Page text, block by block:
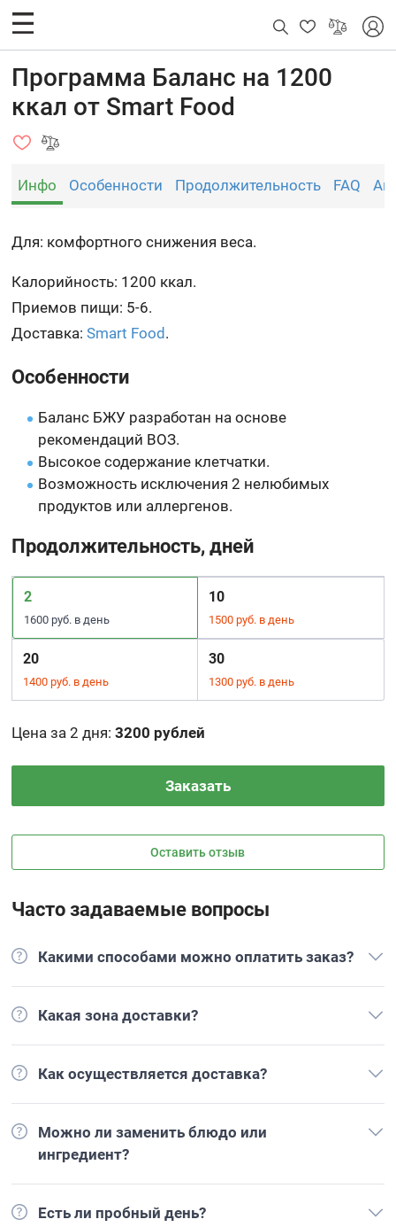
Программа Баланс на 1200
ккал от Smart Food
Инфо Особенности Продолжительность FAQ
Для: комфортного снижения веса.
Калорийность: 1200 ккал.
Приемов пищи: 5-6.
Доставка:Smart Food .
Особенности
Баланс БЖУ разработан на основе
рекомендаций ВОЗ.
Высокое содержание клетчатки.
Возможность исключения 2 нелюбимых
продуктов или аллергенов.
Продолжительность, дней
2
1600 руб. в день
10
1500 руб. в день
20
1400 руб. в день
30
1300 руб. в день
Цена за 2 дня:3200 рублей
Заказать
Оставить отзыв
Часто задаваемые вопросы
Какими способами можно оплатить заказ?
Какая зона доставки?
Как осуществляется доставка?
Можно ли заменить блюдо или
ингредиент?
Есть ли пробный день?